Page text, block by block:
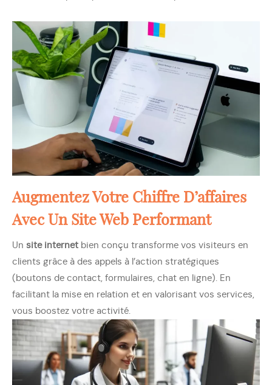
Augmentez Votre Chiffre D’affaires
Avec Un Site Web Performant
Un site internet bien conçu transforme vos visiteurs en
clients grâce à des appels à l’action stratégiques
(boutons de contact, formulaires, chat en ligne). En
facilitant la mise en relation et en valorisant vos services,
vous boostez votre activité.